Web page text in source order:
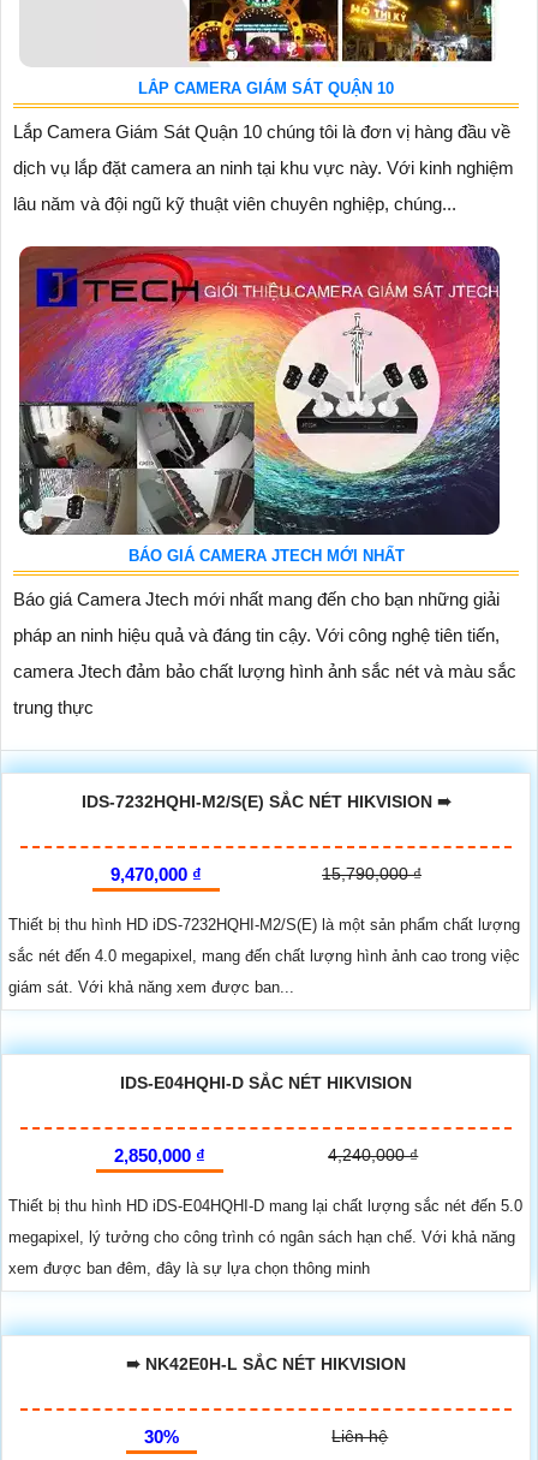
LẮP CAMERA GIÁM SÁT QUẬN 10
Lắp Camera Giám Sát Quận 10 chúng tôi là đơn vị hàng đầu về
dịch vụ lắp đặt camera an ninh tại khu vực này. Với kinh nghiệm
lâu năm và đội ngũ kỹ thuật viên chuyên nghiệp, chúng...
BÁO GIÁ CAMERA JTECH MỚI NHẤT
Báo giá Camera Jtech mới nhất mang đến cho bạn những giải
pháp an ninh hiệu quả và đáng tin cậy. Với công nghệ tiên tiến,
camera Jtech đảm bảo chất lượng hình ảnh sắc nét và màu sắc
trung thực
IDS-7232HQHI-M2/S(E) SẮC NÉT HIKVISION ➠
9,470,000 ₫ 15,790,000 ₫
Thiết bị thu hình HD iDS-7232HQHI-M2/S(E) là một sản phẩm chất lượng
sắc nét đến 4.0 megapixel, mang đến chất lượng hình ảnh cao trong việc
giám sát. Với khả năng xem được ban...
IDS-E04HQHI-D SẮC NÉT HIKVISION
2,850,000 ₫ 4,240,000 ₫
Thiết bị thu hình HD iDS-E04HQHI-D mang lại chất lượng sắc nét đến 5.0
megapixel, lý tưởng cho công trình có ngân sách hạn chế. Với khả năng
xem được ban đêm, đây là sự lựa chọn thông minh
➠ NK42E0H-L SẮC NÉT HIKVISION
30% Liên hệ